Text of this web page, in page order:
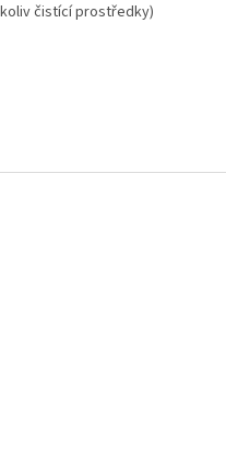
čistící prostředky)